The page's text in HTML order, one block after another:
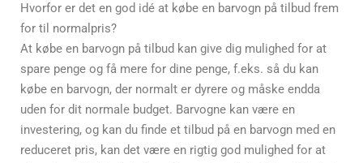
Hvorfor er det en god idé at købe en barvogn på tilbud frem
for til normalpris?
At købe en barvogn på tilbud kan give dig mulighed for at
spare penge og få mere for dine penge, f.eks. så du kan
købe en barvogn, der normalt er dyrere og måske endda
uden for dit normale budget. Barvogne kan være en
investering, og kan du finde et tilbud på en barvogn med en
reduceret pris, kan det være en rigtig god mulighed for at